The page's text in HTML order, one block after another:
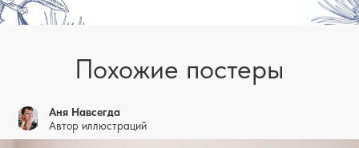
Похожие постеры
Аня Навсегда
Автор иллюстраций